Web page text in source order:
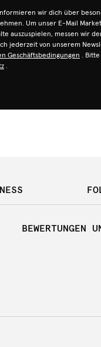
wir dich über
Um unser E-Mail
auszuspielen, messen wir
jederzeit von unserem
Geschäftsbedingungen .
.
BEWERTUNGEN